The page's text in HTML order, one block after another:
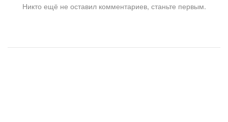
Никто ещё не оставил комментариев, станьте первым.